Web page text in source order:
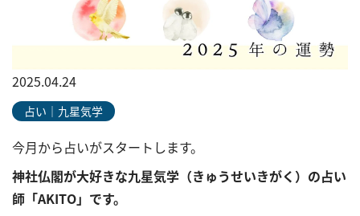
2025.04.24
占い｜九星気学
今月から占いがスタートします。
神社仏閣が大好きな九星気学（きゅうせいきがく）の占い
師「AKITO」です。